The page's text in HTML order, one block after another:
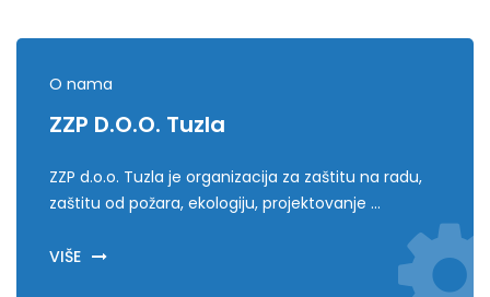
O nama
ZZP D.o.o. Tuzla
ZZP d.o.o. Tuzla je organizacija za zaštitu na radu,
zaštitu od požara, ekologiju, projektovanje ...
VIŠE